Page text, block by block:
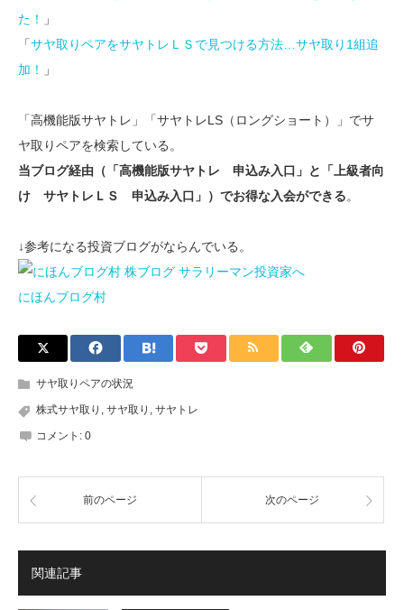
た！
」
「サヤ取りペアをサヤトレＬＳで見つける方法…サヤ取り1組追
加！
」
「高機能版サヤトレ」「サヤトレLS（ロングショート）」でサ
ヤ取りペアを検索している。
当ブログ経由（「高機能版サヤトレ 申込み入口」と「上級者向
け サヤトレＬＳ 申込み入口」）でお得な入会ができる。
↓参考になる投資ブログがならんでいる。
にほんブログ村
サヤ取りペアの状況
株式サヤ取り , サヤ取り , サヤトレ
コメント: 0
前のページ 次のページ
関連記事